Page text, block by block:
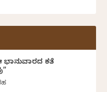
ಭಾನುವಾರದ ಕತೆ